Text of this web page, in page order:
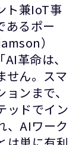
ト兼IoT事
あるポー
）
革命は、
せん。スマ
ンまで、
ッドでイン
、AIワーク